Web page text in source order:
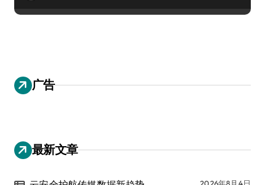
广告
最新文章